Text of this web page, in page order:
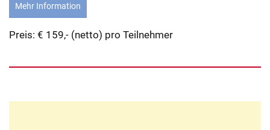
Mehr Information
Preis: € 159,- (netto) pro Teilnehmer